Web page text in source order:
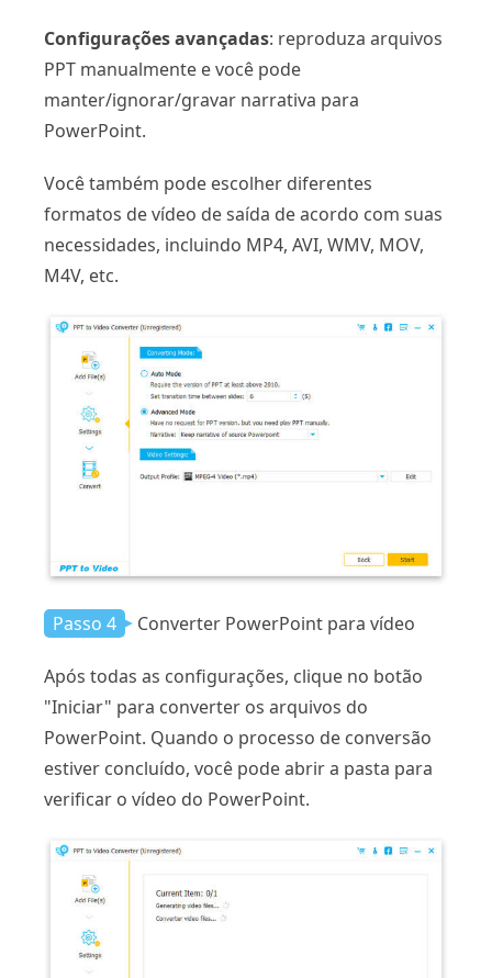
Configurações avançadas: reproduza arquivos
PPT manualmente e você pode
manter/ignorar/gravar narrativa para
PowerPoint.
Você também pode escolher diferentes
formatos de vídeo de saída de acordo com suas
necessidades, incluindo MP4, AVI, WMV, MOV,
M4V, etc.
Passo 4 Converter PowerPoint para vídeo
Após todas as configurações, clique no botão
"Iniciar" para converter os arquivos do
PowerPoint. Quando o processo de conversão
estiver concluído, você pode abrir a pasta para
verificar o vídeo do PowerPoint.